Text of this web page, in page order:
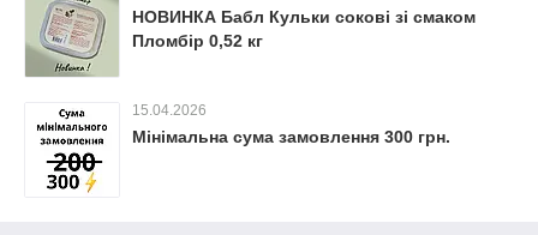
НОВИНКА Бабл Кульки сокові зі смаком
Пломбір 0,52 кг
15.04.2026
Мінімальна сума замовлення 300 грн.